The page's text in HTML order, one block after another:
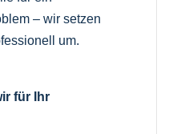
– wir setzen
um.
für Ihr